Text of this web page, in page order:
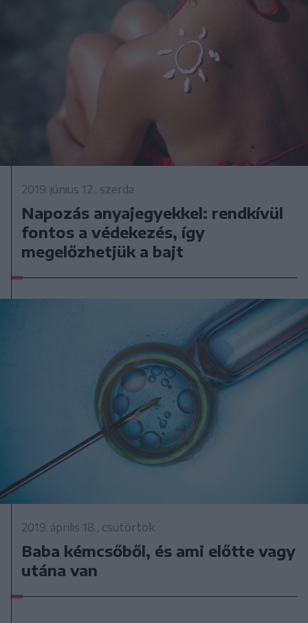
2019. június 12., szerda
Napozás anyajegyekkel: rendkívül
fontos a védekezés, így
megelőzhetjük a bajt
2019. április 18., csütörtök
Baba kémcsőből, és ami előtte vagy
utána van